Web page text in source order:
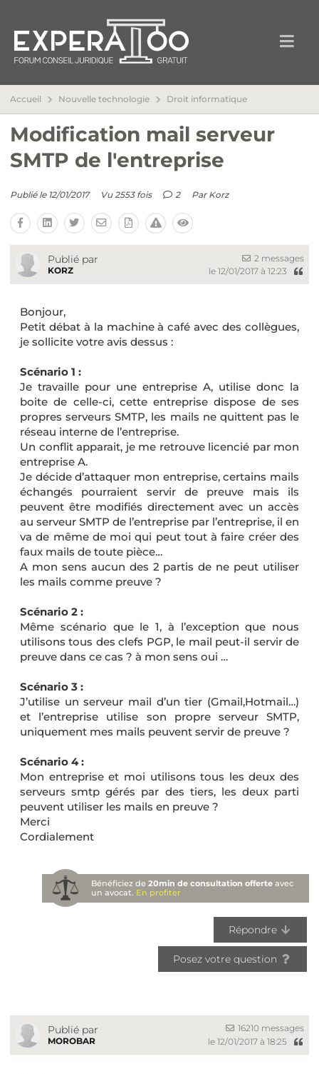
Accueil Nouvelle technologie Droit informatique
Modification mail serveur
SMTP de l'entreprise
Publié le 12/01/2017 Vu 2553 fois 2 Par Korz
Publié par
KORZ
2 messages
le 12/01/2017 à 12:23
Bonjour,
Petit débat à la machine à café avec des collègues,
je sollicite votre avis dessus :
Scénario 1 :
Je travaille pour une entreprise A, utilise donc la
boite de celle-ci, cette entreprise dispose de ses
propres serveurs SMTP, les mails ne quittent pas le
réseau interne de l’entreprise.
Un conflit apparait, je me retrouve licencié par mon
entreprise A.
Je décide d’attaquer mon entreprise, certains mails
échangés pourraient servir de preuve mais ils
peuvent être modifiés directement avec un accès
au serveur SMTP de l’entreprise par l’entreprise, il en
va de même de moi qui peut tout à faire créer des
faux mails de toute pièce…
A mon sens aucun des 2 partis de ne peut utiliser
les mails comme preuve ?
Scénario 2 :
Même scénario que le 1, à l’exception que nous
utilisons tous des clefs PGP, le mail peut-il servir de
preuve dans ce cas ? à mon sens oui …
Scénario 3 :
J’utilise un serveur mail d’un tier (Gmail,Hotmail…)
et l’entreprise utilise son propre serveur SMTP,
uniquement mes mails peuvent servir de preuve ?
Scénario 4 :
Mon entreprise et moi utilisons tous les deux des
serveurs smtp gérés par des tiers, les deux parti
peuvent utiliser les mails en preuve ?
Merci
Cordialement
Bénéficiez de20min de consultation offerte avec
un avocat. En profiter
Répondre
Posez votre question
Publié par
MOROBAR
16210 messages
le 12/01/2017 à 18:25